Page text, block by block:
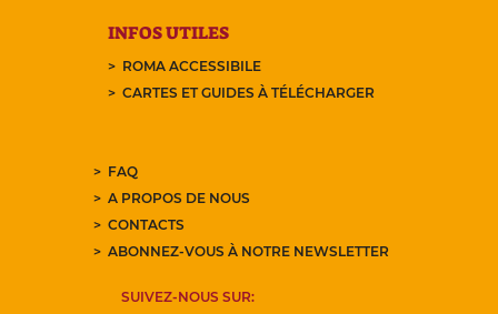
INFOS UTILES
ROMA ACCESSIBILE
CARTES ET GUIDES À TÉLÉCHARGER
FAQ
A PROPOS DE NOUS
CONTACTS
ABONNEZ-VOUS À NOTRE NEWSLETTER
SUIVEZ-NOUS SUR: